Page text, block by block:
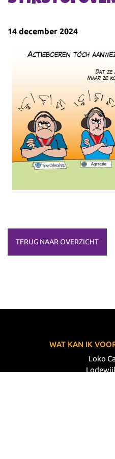
14 december 2024
TERUG NAAR OVERZICHT
WAT KAN IK
Loko